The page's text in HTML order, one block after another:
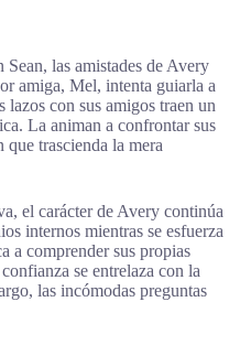
las amistades de Avery
amiga, Mel, intenta guiarla a
lazos con sus amigos traen un
La animan a confrontar sus
trascienda la mera
el carácter de Avery continúa
internos mientras se esfuerza
a comprender sus propias
se entrelaza con la
las incómodas preguntas